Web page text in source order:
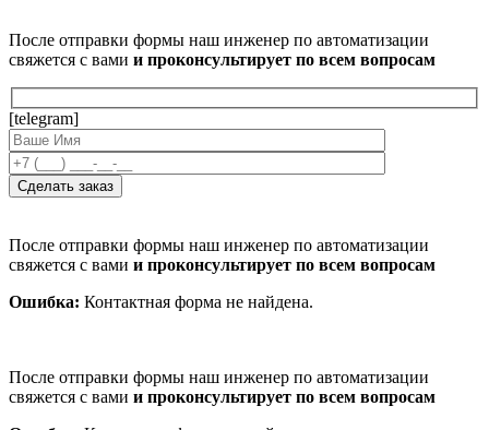
После отправки формы наш инженер по автоматизации
свяжется с вами и проконсультирует по всем вопросам
[telegram]
После отправки формы наш инженер по автоматизации
свяжется с вами и проконсультирует по всем вопросам
Ошибка: Контактная форма не найдена.
После отправки формы наш инженер по автоматизации
свяжется с вами и проконсультирует по всем вопросам